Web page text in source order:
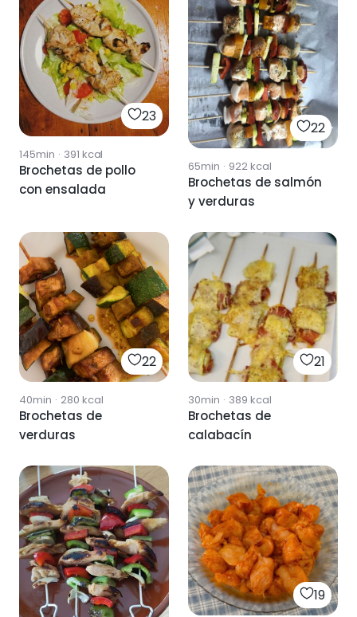
23
145min · 391 kcal
Brochetas de pollo
con ensalada
22
65min · 922kcal
Brochetas de salmón
y verduras
22
40min · 280 kcal
Brochetas de
verduras
21
30min · 389 kcal
Brochetas de
calabacín
19